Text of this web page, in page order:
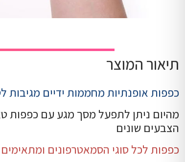
תיאור המוצר
כפפות אופנתיות מחממות ידיים מגיבות
מהיום ניתן לתפעל מסך מגע עם כפפות
הצבעים שונים
כפפות לכל סוגי הסמאטרפונים